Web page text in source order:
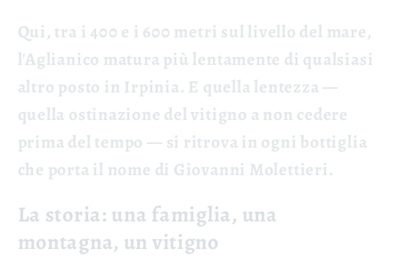
Qui, tra i 400 e i 600 metri sul livello del mare,
l'Aglianico matura più lentamente di qualsiasi
altro posto in Irpinia. E quella lentezza —
quella ostinazione del vitigno a non cedere
prima del tempo — si ritrova in ogni bottiglia
che porta il nome di Giovanni Molettieri.
La storia: una famiglia, una
montagna, un vitigno